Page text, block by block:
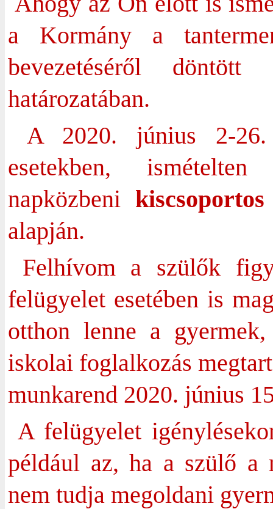
a Kormány a
bevezetéséről
határozatában.
A 2020. június 2-26.
esetekben,
napközbeni
alapján.
Felhívom a szülők
felügyelet esetében is
otthon lenne a
iskolai foglalkozás
munkarend 2020. június
A felügyelet
például az, ha a szülő a
nem tudja megoldani